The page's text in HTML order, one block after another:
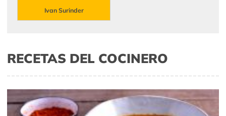
Ivan Surinder
RECETAS DEL COCINERO